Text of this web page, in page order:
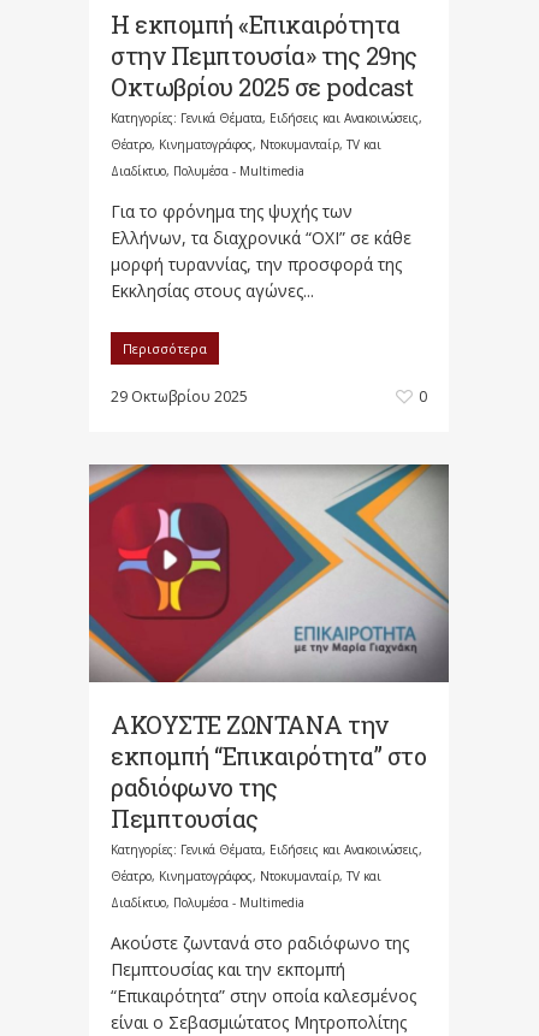
Η εκπομπή «Επικαιρότητα
στην Πεμπτουσία» της 29ης
Οκτωβρίου 2025 σε podcast
Κατηγορίες: Γενικά Θέματα, Ειδήσεις και Ανακοινώσεις,
Θέατρο, Κινηματογράφος, Ντοκυμανταίρ, TV και
Διαδίκτυο, Πολυμέσα - Multimedia
Για το φρόνημα της ψυχής των
Ελλήνων, τα διαχρονικά “ΟΧΙ” σε κάθε
μορφή τυραννίας, την προσφορά της
Εκκλησίας στους αγώνες...
Περισσότερα
29 Οκτωβρίου 2025 0
ΑΚΟΥΣΤΕ ΖΩΝΤΑΝΑ την
εκπομπή “Επικαιρότητα” στο
ραδιόφωνο της
Πεμπτουσίας
Κατηγορίες: Γενικά Θέματα, Ειδήσεις και Ανακοινώσεις,
Θέατρο, Κινηματογράφος, Ντοκυμανταίρ, TV και
Διαδίκτυο, Πολυμέσα - Multimedia
Ακούστε ζωντανά στο ραδιόφωνο της
Πεμπτουσίας και την εκπομπή
“Επικαιρότητα” στην οποία καλεσμένος
είναι ο Σεβασμιώτατος Μητροπολίτης